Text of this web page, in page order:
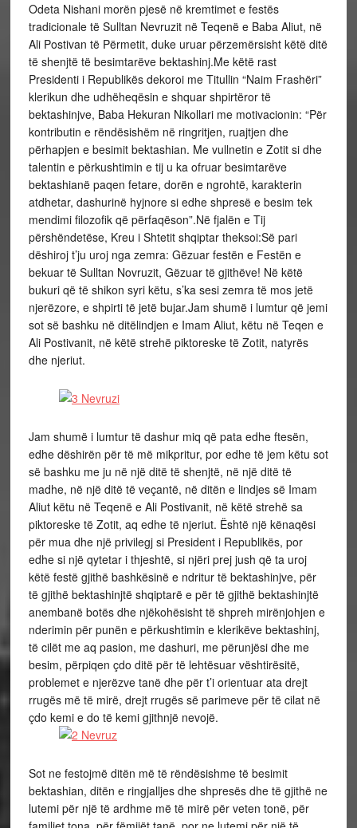
Odeta Nishani morën pjesë në kremtimet e festës
tradicionale të Sulltan Nevruzit në Teqenë e Baba Aliut, në
Ali Postivan të Përmetit, duke uruar përzemërsisht këtë ditë
të shenjtë të besimtarëve bektashinj.Me këtë rast
Presidenti i Republikës dekoroi me Titullin “Naim Frashëri”
klerikun dhe udhëheqësin e shquar shpirtëror të
bektashinjve, Baba Hekuran Nikollari me motivacionin: “Për
kontributin e rëndësishëm në ringritjen, ruajtjen dhe
përhapjen e besimit bektashian. Me vullnetin e Zotit si dhe
talentin e përkushtimin e tij u ka ofruar besimtarëve
bektashianë paqen fetare, dorën e ngrohtë, karakterin
atdhetar, dashurinë hyjnore si edhe shpresë e besim tek
mendimi filozofik që përfaqëson”.Në fjalën e Tij
përshëndetëse, Kreu i Shtetit shqiptar theksoi:Së pari
dëshiroj t’ju uroj nga zemra: Gëzuar festën e Festën e
bekuar të Sulltan Novruzit, Gëzuar të gjithëve! Në këtë
bukuri që të shikon syri këtu, s’ka sesi zemra të mos jetë
njerëzore, e shpirti të jetë bujar.Jam shumë i lumtur që jemi
sot së bashku në ditëlindjen e Imam Aliut, këtu në Teqen e
Ali Postivanit, në këtë strehë piktoreske të Zotit, natyrës
dhe njeriut.
Jam shumë i lumtur të dashur miq që pata edhe ftesën,
edhe dëshirën për të më mikpritur, por edhe të jem këtu sot
së bashku me ju në një ditë të shenjtë, në një ditë të
madhe, në një ditë të veçantë, në ditën e lindjes së Imam
Aliut këtu në Teqenë e Ali Postivanit, në këtë strehë sa
piktoreske të Zotit, aq edhe të njeriut. Është një kënaqësi
për mua dhe një privilegj si President i Republikës, por
edhe si një qytetar i thjeshtë, si njëri prej jush që ta uroj
këtë festë gjithë bashkësinë e ndritur të bektashinjve, për
të gjithë bektashinjtë shqiptarë e për të gjithë bektashinjtë
anembanë botës dhe njëkohësisht të shpreh mirënjohjen e
nderimin për punën e përkushtimin e klerikëve bektashinj,
të cilët me aq pasion, me dashuri, me përunjësi dhe me
besim, përpiqen çdo ditë për të lehtësuar vështirësitë,
problemet e njerëzve tanë dhe për t’i orientuar ata drejt
rrugës më të mirë, drejt rrugës së parimeve për të cilat në
çdo kemi e do të kemi gjithnjë nevojë.
Sot ne festojmë ditën më të rëndësishme të besimit
bektashian, ditën e ringjalljes dhe shpresës dhe të gjithë ne
lutemi për një të ardhme më të mirë për veten tonë, për